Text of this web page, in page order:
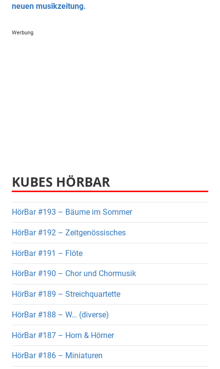
neuen musikzeitung.
Werbung
KUBES HÖRBAR
HörBar #193 – Bäume im Sommer
HörBar #192 – Zeitgenössisches
HörBar #191 – Flöte
HörBar #190 – Chor und Chormusik
HörBar #189 – Streichquartette
HörBar #188 – W… (diverse)
HörBar #187 – Horn & Hörner
HörBar #186 – Miniaturen